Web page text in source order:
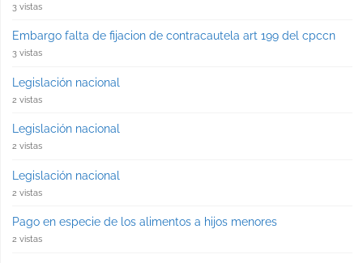
3 vistas
Embargo falta de fijacion de contracautela art 199 del cpccn
3 vistas
Legislación nacional
2 vistas
Legislación nacional
2 vistas
Legislación nacional
2 vistas
Pago en especie de los alimentos a hijos menores
2 vistas